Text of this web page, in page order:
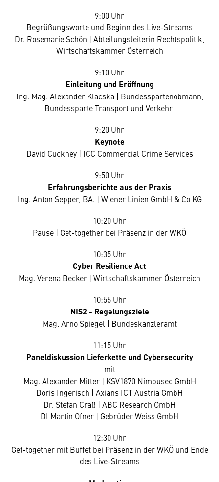
9:00 Uhr
Begrüßungsworte und Beginn des Live-Streams
Dr. Rosemarie Schön | Abteilungsleiterin Rechtspolitik,
Wirtschaftskammer Österreich
9:10 Uhr
Einleitung und Eröffnung
Ing. Mag. Alexander Klacska | Bundesspartenobmann,
Bundessparte Transport und Verkehr
9:20 Uhr
Keynote
David Cuckney | ICC Commercial Crime Services
9:50 Uhr
Erfahrungsberichte aus der Praxis
Ing. Anton Sepper, BA. | Wiener Linien GmbH & Co KG
10:20 Uhr
Pause | Get-together bei Präsenz in der WKÖ
10:35 Uhr
Cyber Resilience Act
Mag. Verena Becker | Wirtschaftskammer Österreich
10:55 Uhr
NIS2 - Regelungsziele
Mag. Arno Spiegel | Bundeskanzleramt
11:15 Uhr
Paneldiskussion Lieferkette und Cybersecurity
mit
Mag. Alexander Mitter | KSV1870 Nimbusec GmbH
Doris Ingerisch | Axians ICT Austria GmbH
Dr. Stefan Craß | ABC Research GmbH
DI Martin Ofner | Gebrüder Weiss GmbH
12:30 Uhr
Get-together mit Buffet bei Präsenz in der WKÖ und Ende
des Live-Streams